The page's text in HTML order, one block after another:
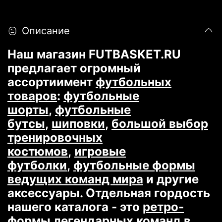
Описание
Наш магазин FUTBASKET.RU
предлагает огромный
ассортиимент футбольных
товаров: футбольные
шорты, футбольные
бутсы, шиповки, большой выбор
тренировочных
костюмов, игровые
футболки, футбольные формы
ведущих команд мира и другие
аксессуары. Отдельная гордость
нашего каталога - это ретро-